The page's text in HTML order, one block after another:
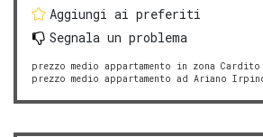
Aggiungi ai preferiti
Segnala un problema
prezzo medio appartamento in zona Cardito
prezzo medio appartamento ad Ariano